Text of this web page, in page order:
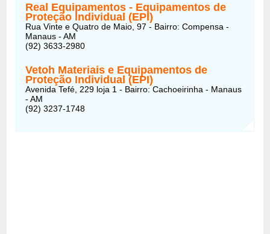
Real Equipamentos - Equipamentos de
Proteção Individual (EPI)
Rua Vinte e Quatro de Maio, 97 - Bairro: Compensa -
Manaus - AM
(92) 3633-2980
Vetoh Materiais e Equipamentos de
Proteção Individual (EPI)
Avenida Tefé, 229 loja 1 - Bairro: Cachoeirinha - Manaus
- AM
(92) 3237-1748